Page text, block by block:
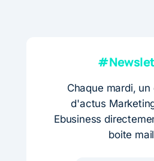
Chaque mardi,
d'actus
Ebusiness
boite